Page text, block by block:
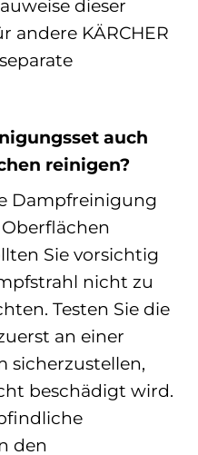
dieser
andere KÄRCHER
auch
reinigen?
Dampfreinigung
Sie vorsichtig
nicht zu
Testen Sie die
an einer
sicherzustellen,
beschädigt wird.
den